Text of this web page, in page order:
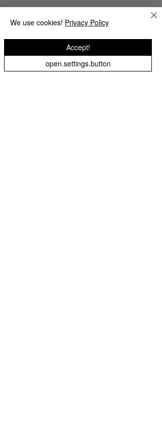
Salongen er kun til kvinner😊
We use cookies! Privacy Policy
open.settings.button
Accept!